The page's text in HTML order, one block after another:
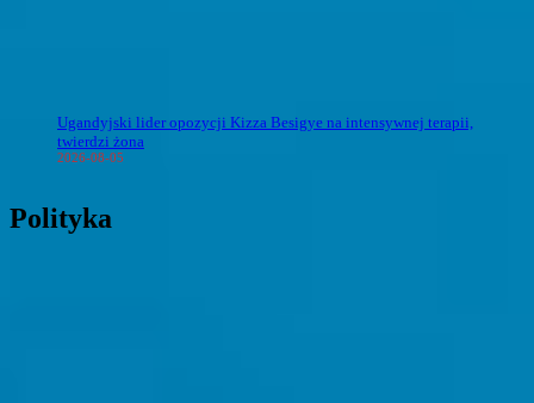
Ugandyjski lider opozycji Kizza Besigye na intensywnej terapii,
twierdzi żona
2026-08-05
Polityka